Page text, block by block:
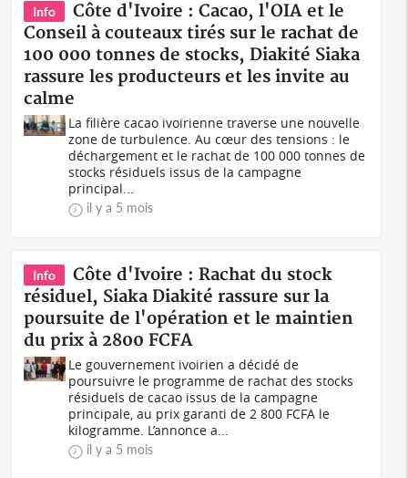
Info
Côte d'Ivoire : Cacao, l'OIA et le
Conseil à couteaux tirés sur le rachat de
100 000 tonnes de stocks, Diakité Siaka
rassure les producteurs et les invite au
calme
La filière cacao ivoirienne traverse une nouvelle
zone de turbulence. Au cœur des tensions : le
déchargement et le rachat de 100 000 tonnes de
stocks résiduels issus de la campagne
principal...
il y a 5 mois
Info
Côte d'Ivoire : Rachat du stock
résiduel, Siaka Diakité rassure sur la
poursuite de l'opération et le maintien
du prix à 2800 FCFA
Le gouvernement ivoirien a décidé de
poursuivre le programme de rachat des stocks
résiduels de cacao issus de la campagne
principale, au prix garanti de 2 800 FCFA le
kilogramme. L’annonce a...
il y a 5 mois